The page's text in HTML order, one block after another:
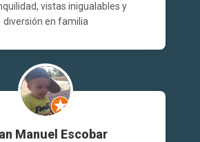
vistas inigualables y
diversión en familia
Manuel Escobar